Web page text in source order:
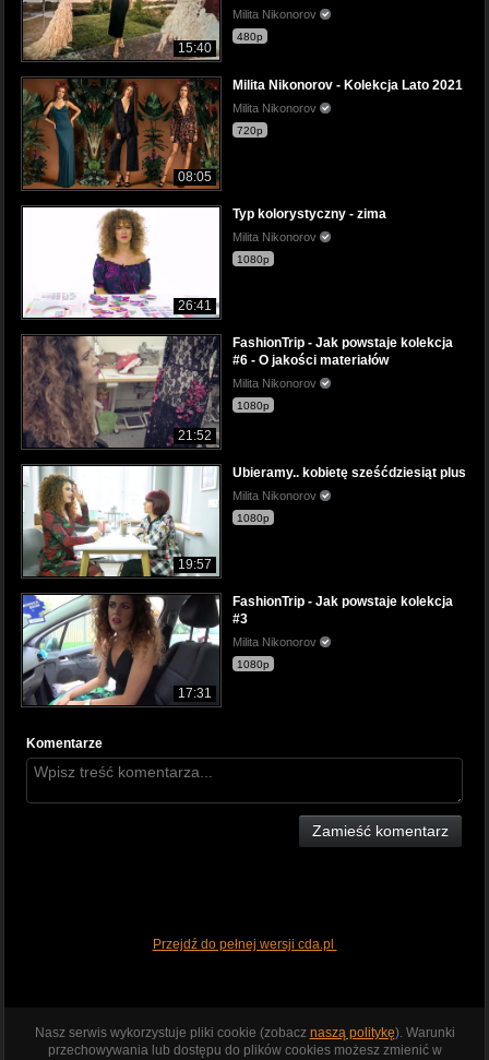
15:40
Milita Nikonorov
480p
08:05
Milita Nikonorov - Kolekcja Lato 2021
Milita Nikonorov
720p
26:41
Typ kolorystyczny - zima
Milita Nikonorov
1080p
21:52
FashionTrip - Jak powstaje kolekcja
#6 - O jakości materiałów
Milita Nikonorov
1080p
19:57
Ubieramy.. kobietę sześćdziesiąt plus
Milita Nikonorov
1080p
17:31
FashionTrip - Jak powstaje kolekcja
#3
Milita Nikonorov
1080p
Komentarze
Zamieść komentarz
Przejdź do pełnej wersji cda.pl
Nasz serwis wykorzystuje pliki cookie (zobacz naszą politykę). Warunki
przechowywania lub dostępu do plików cookies możesz zmienić w